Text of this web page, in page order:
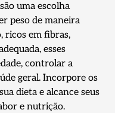
uma escolha
peso de maneira
ricos em fibras,
esses
controlar a
geral. Incorpore os
dieta e alcance seus
e nutrição.